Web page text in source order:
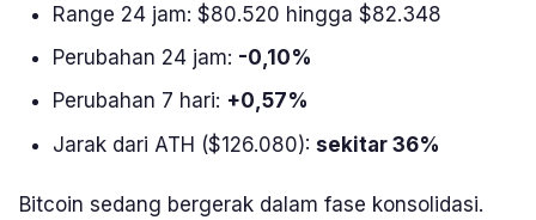
Range 24 jam: $80.520 hingga $82.348
Perubahan 24 jam: -0,10%
Perubahan 7 hari: +0,57%
Jarak dari ATH ($126.080): sekitar 36%
Bitcoin sedang bergerak dalam fase konsolidasi.